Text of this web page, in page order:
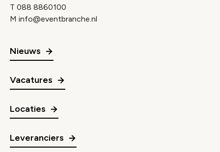
T 088 8860100
M info@eventbranche.nl
Nieuws
Vacatures
Locaties
Leveranciers